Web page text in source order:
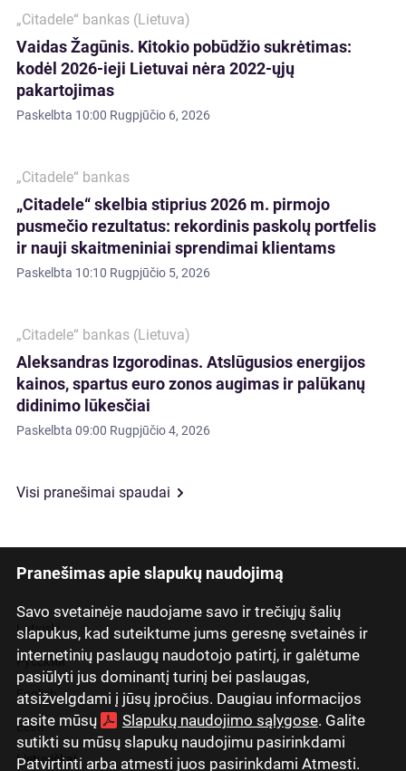
Pranešimas apie slapukų naudojimą
Savo svetainėje naudojame savo ir trečiųjų šalių
slapukus, kad suteiktume jums geresnę svetainės ir
internetinių paslaugų naudotojo patirtį, ir galėtume
pasiūlyti jus dominantį turinį bei paslaugas,
atsižvelgdami į jūsų įpročius. Daugiau informacijos
rasite mūsų
Slapukų naudojimo sąlygose. Galite
sutikti su mūsų slapukų naudojimu pasirinkdami
Patvirtinti arba atmesti juos pasirinkdami Atmesti.
„Citadele“ bankas (Lietuva)
Vaidas Žagūnis. Kitokio pobūdžio sukrėtimas:
kodėl 2026-ieji Lietuvai nėra 2022-ųjų
pakartojimas
Paskelbta 10:00 Rugpjūčio 6, 2026
„Citadele“ bankas
„Citadele“ skelbia stiprius 2026 m. pirmojo
pusmečio rezultatus: rekordinis paskolų portfelis
ir nauji skaitmeniniai sprendimai klientams
Paskelbta 10:10 Rugpjūčio 5, 2026
„Citadele“ bankas (Lietuva)
Aleksandras Izgorodinas. Atslūgusios energijos
kainos, spartus euro zonos augimas ir palūkanų
didinimo lūkesčiai
Paskelbta 09:00 Rugpjūčio 4, 2026
Visi pranešimai spaudai
Latviski
Русский
English
Eesti
Lietuviškai